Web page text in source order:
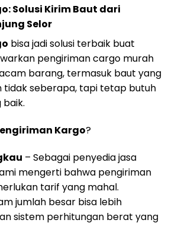
Solusi Kirim Baut dari
Selor
bisa jadi solusi terbaik buat
pengiriman cargo murah
barang, termasuk baut yang
tidak seberapa, tapi tetap butuh
Kargo?
– Sebagai penyedia jasa
mengerti bahwa pengiriman
tarif yang mahal.
jumlah besar bisa lebih
sistem perhitungan berat yang